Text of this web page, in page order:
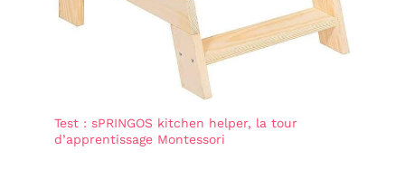
Test : sPRINGOS kitchen helper, la tour
d’apprentissage Montessori